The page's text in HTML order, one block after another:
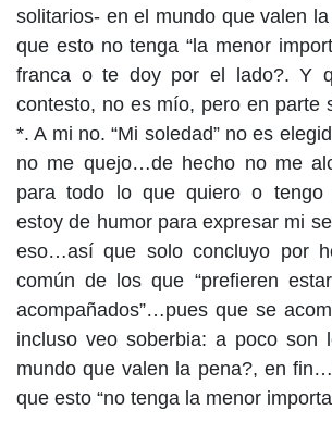
solitarios- en el mundo que valen
que esto no tenga “la menor
franca o te doy por el lado?. Y
contesto, no es mío, pero en parte
*. A mi no. “Mi soledad” no es
no me quejo…de hecho no me
para todo lo que quiero o
estoy de humor para expresar mi
eso…así que solo concluyo por
común de los que “prefieren
acompañados”…pues que se
incluso veo soberbia: a poco son
mundo que valen la pena?, en
que esto “no tenga la menor